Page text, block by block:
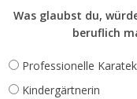
Was glaubst du,
beruflich
Professionelle
Kindergärtnerin